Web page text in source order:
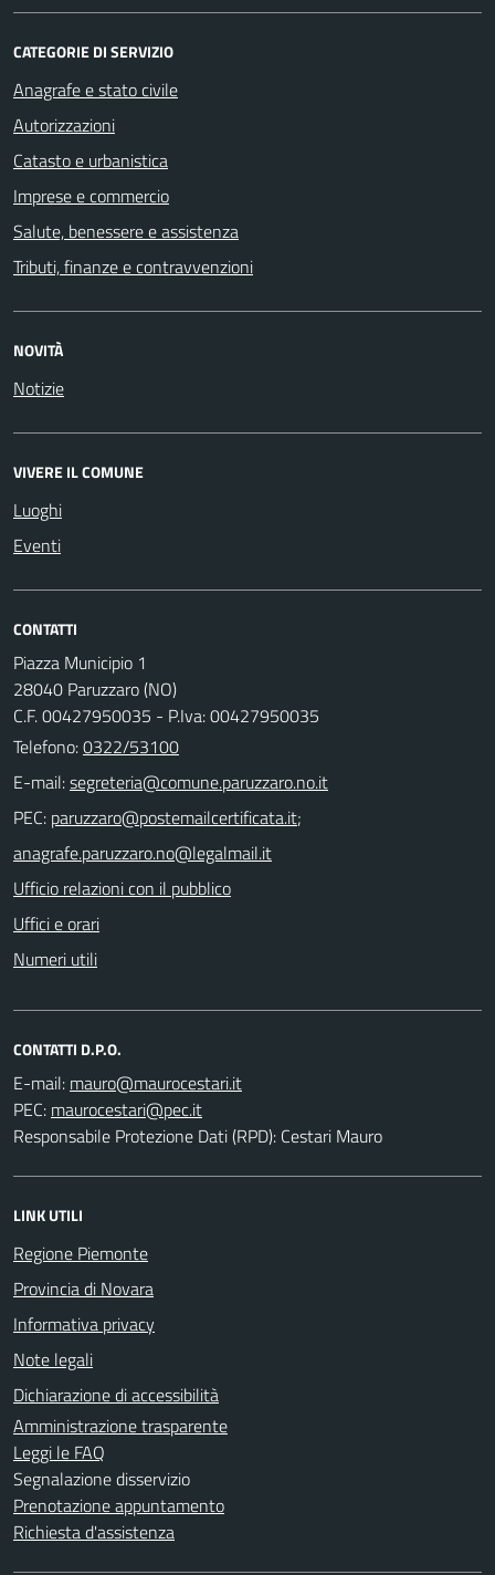
CATEGORIE DI SERVIZIO
Anagrafe e stato civile
Autorizzazioni
Catasto e urbanistica
Imprese e commercio
Salute, benessere e assistenza
Tributi, finanze e contravvenzioni
NOVITÀ
Notizie
VIVERE IL COMUNE
Luoghi
Eventi
CONTATTI
Piazza Municipio 1
28040 Paruzzaro (NO)
C.F. 00427950035 - P.Iva: 00427950035
Telefono:0322/53100
E-mail:
PEC:
;
Ufficio relazioni con il pubblico
Uffici e orari
Numeri utili
CONTATTI D.P.O.
E-mail:
PEC:
Responsabile Protezione Dati (RPD): Cestari Mauro
LINK UTILI
Regione Piemonte
Provincia di Novara
Informativa privacy
Note legali
Dichiarazione di accessibilità
Amministrazione trasparente
Leggi le FAQ
Segnalazione disservizio
Prenotazione appuntamento
Richiesta d'assistenza